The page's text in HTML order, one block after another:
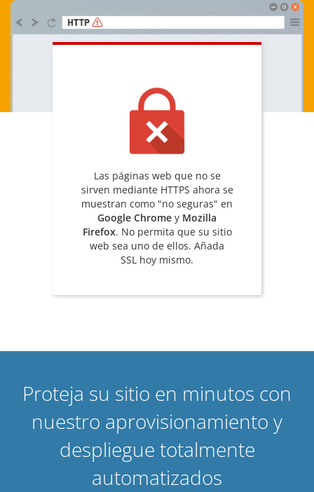
Las páginas web que no se
sirven mediante HTTPS ahora se
muestran como "no seguras" en
Google Chrome y Mozilla
Firefox. No permita que su sitio
web sea uno de ellos. Añada
SSL hoy mismo.
Proteja su sitio en minutos con
nuestro aprovisionamiento y
despliegue totalmente
automatizados